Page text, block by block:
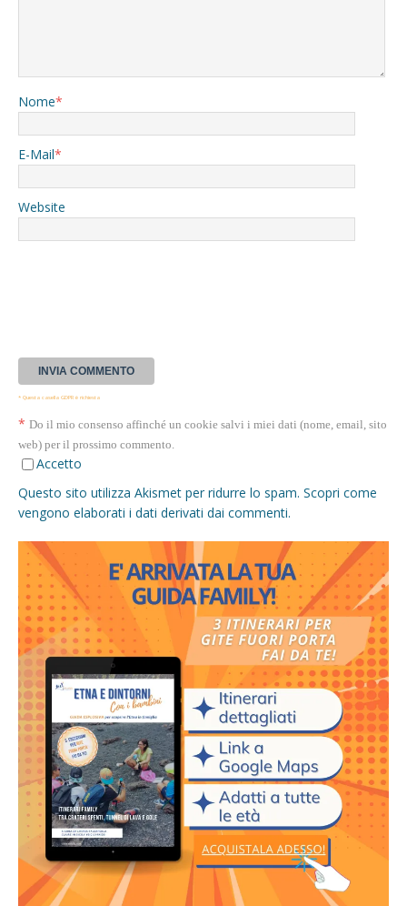
Nome*
E-Mail*
Website
* Questa casella GDPR è richiesta
* Do il mio consenso affinché un cookie salvi i miei dati (nome, email, sito
web) per il prossimo commento.
Accetto
Questo sito utilizza Akismet per ridurre lo spam. Scopri come
vengono elaborati i dati derivati dai commenti.